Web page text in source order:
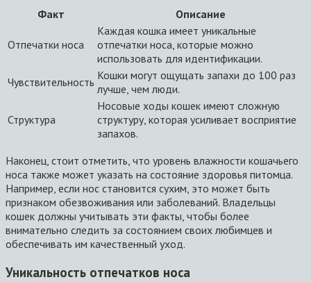
Факт Описание
Отпечатки носа
Каждая кошка имеет уникальные
отпечатки носа, которые можно
использовать для идентификации.
Чувствительность Кошки могут ощущать запахи до 100 раз
лучше, чем люди.
Структура
Носовые ходы кошек имеют сложную
структуру, которая усиливает восприятие
запахов.
Наконец, стоит отметить, что уровень влажности кошачьего
носа также может указать на состояние здоровья питомца.
Например, если нос становится сухим, это может быть
признаком обезвоживания или заболеваний. Владельцы
кошек должны учитывать эти факты, чтобы более
внимательно следить за состоянием своих любимцев и
обеспечивать им качественный уход.
Уникальность отпечатков носа